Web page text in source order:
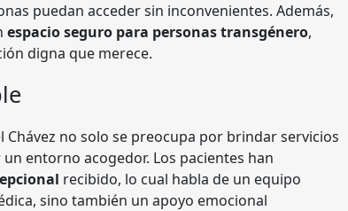
puedan acceder sin inconvenientes. Además,
espacio seguro para personas transgénero,
digna que merece.
Chávez no solo se preocupa por brindar servicios
entorno acogedor. Los pacientes han
recibido, lo cual habla de un equipo
sino también un apoyo emocional